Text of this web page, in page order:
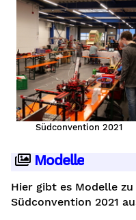
Südconvention 2021
Modelle
Hier gibt es Modelle
Südconvention 2021